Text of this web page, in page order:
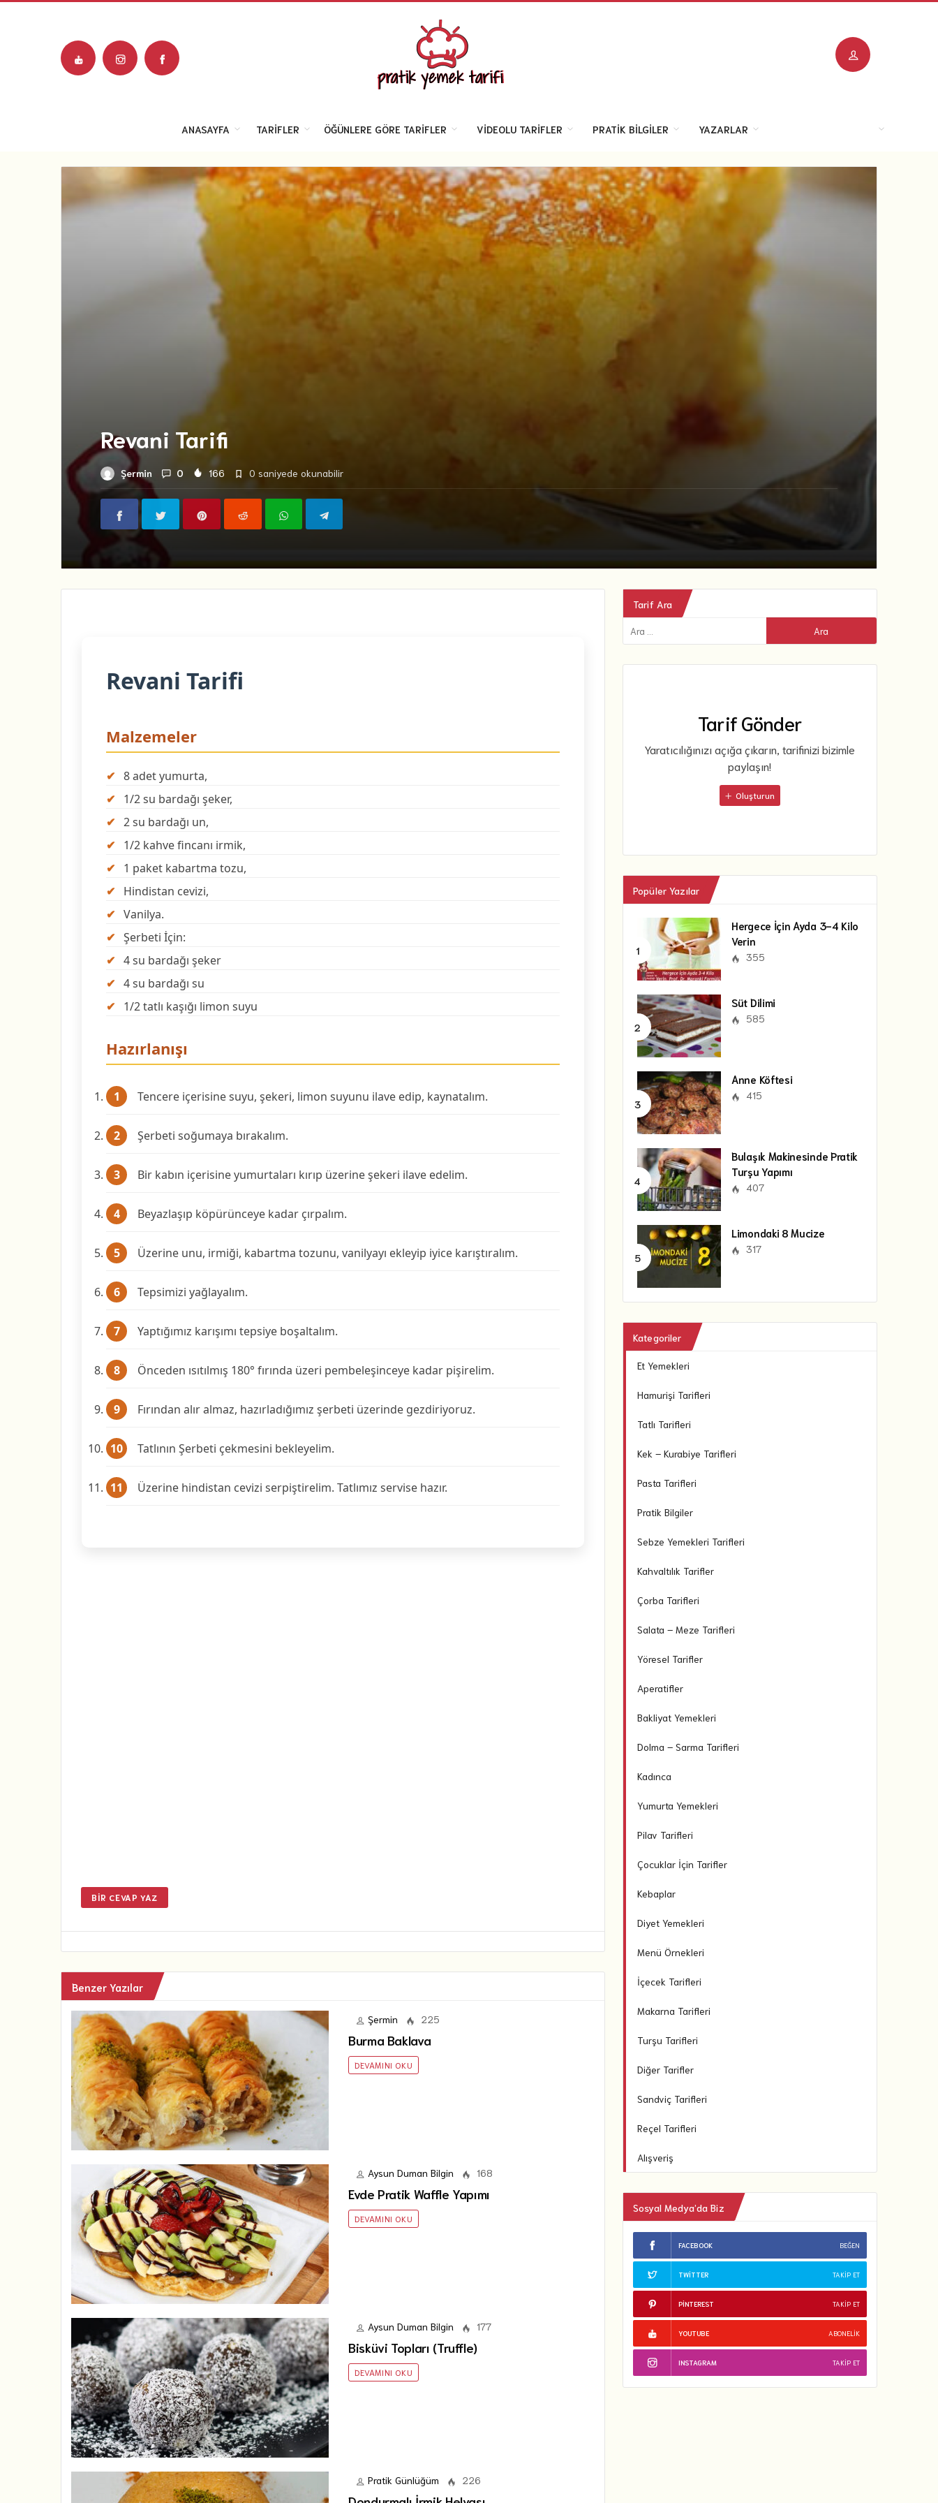
ANASAYFA TARIFLER ÖĞÜNLERE GÖRE TARIFLER VIDEOLU TARIFLER PRATIK BILGILER YAZARLAR
Revani Tarifi
Şermin 0 166 0 saniyede okunabilir
Revani Tarifi
Malzemeler
8 adet yumurta,
1/2 su bardağı şeker,
2 su bardağı un,
1/2 kahve fincanı irmik,
1 paket kabartma tozu,
Hindistan cevizi,
Vanilya.
Şerbeti İçin:
4 su bardağı şeker
4 su bardağı su
1/2 tatlı kaşığı limon suyu
Hazırlanışı
Tencere içerisine suyu, şekeri, limon suyunu ilave edip, kaynatalım.
Şerbeti soğumaya bırakalım.
Bir kabın içerisine yumurtaları kırıp üzerine şekeri ilave edelim.
Beyazlaşıp köpürünceye kadar çırpalım.
Üzerine unu, irmiği, kabartma tozunu, vanilyayı ekleyip iyice karıştıralım.
Tepsimizi yağlayalım.
Yaptığımız karışımı tepsiye boşaltalım.
Önceden ısıtılmış 180° fırında üzeri pembeleşinceye kadar pişirelim.
Fırından alır almaz, hazırladığımız şerbeti üzerinde gezdiriyoruz.
Tatlının Şerbeti çekmesini bekleyelim.
Üzerine hindistan cevizi serpiştirelim. Tatlımız servise hazır.
BIR CEVAP YAZ
Benzer Yazılar
Şermin 225
Burma Baklava
DEVAMINI OKU
Aysun Duman Bilgin 168
Evde Pratik Waffle Yapımı
DEVAMINI OKU
Aysun Duman Bilgin 177
Bisküvi Topları (Truffle)
DEVAMINI OKU
Pratik Günlüğüm 226
Tarif Ara
Tarif Gönder
Yaratıcılığınızı açığa çıkarın, tarifinizi bizimle
paylaşın!
Oluşturun
Popüler Yazılar
Hergece İçin Ayda 3-4 Kilo
Verin
355
Süt Dilimi
585
Anne Köftesi
415
Bulaşık Makinesinde Pratik
Turşu Yapımı
407
Limondaki 8 Mucize
317
Kategoriler
Et Yemekleri
Hamurişi Tarifleri
Tatlı Tarifleri
Kek – Kurabiye Tarifleri
Pasta Tarifleri
Pratik Bilgiler
Sebze Yemekleri Tarifleri
Kahvaltılık Tarifler
Çorba Tarifleri
Salata – Meze Tarifleri
Yöresel Tarifler
Aperatifler
Bakliyat Yemekleri
Dolma – Sarma Tarifleri
Kadınca
Yumurta Yemekleri
Pilav Tarifleri
Çocuklar İçin Tarifler
Kebaplar
Diyet Yemekleri
Menü Örnekleri
İçecek Tarifleri
Makarna Tarifleri
Turşu Tarifleri
Diğer Tarifler
Sandviç Tarifleri
Reçel Tarifleri
Alışveriş
Sosyal Medya’da Biz
FACEBOOK BEĞEN
TWITTER TAKIP ET
PINTEREST TAKIP ET
YOUTUBE ABONELIK
INSTAGRAM TAKIP ET